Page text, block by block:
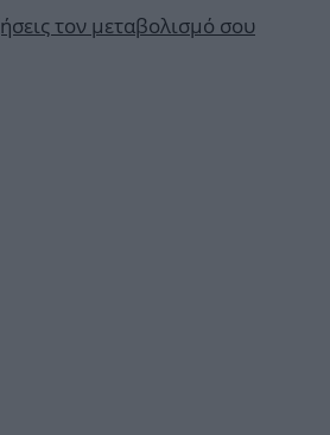
τον μεταβολισμό σου